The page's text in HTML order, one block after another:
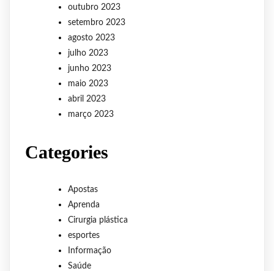
outubro 2023
setembro 2023
agosto 2023
julho 2023
junho 2023
maio 2023
abril 2023
março 2023
Categories
Apostas
Aprenda
Cirurgia plástica
esportes
Informação
Saúde